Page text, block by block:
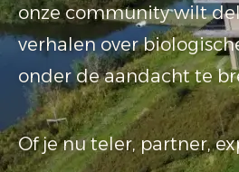
onze community wilt
verhalen over
onder de aandacht te
Of je nu teler, partner,